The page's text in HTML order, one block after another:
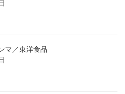
マ／東洋食品